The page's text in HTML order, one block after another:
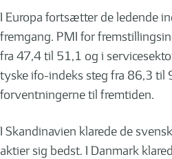
I Europa fortsætter de ledende
fremgang. PMI for
fra 47,4 til 51,1 og i
tyske ifo-indeks steg fra 86,3 til
forventningerne til fremtiden.
I Skandinavien klarede de
aktier sig bedst. I Danmark